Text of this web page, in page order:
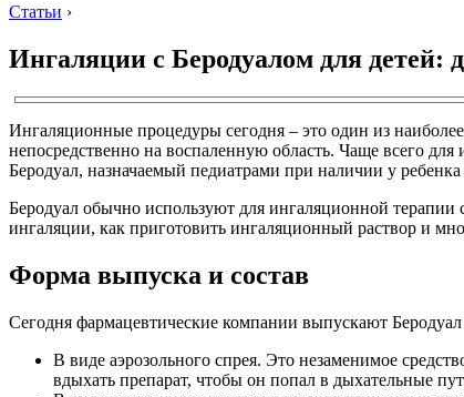
Статьи ›
Ингаляции с Беродуалом для детей:
Ингаляционные процедуры сегодня – это один из
непосредственно на воспаленную область. Чаще всего
Беродуал, назначаемый педиатрами при наличии у
Беродуал обычно используют для ингаляционной
ингаляции, как приготовить ингаляционный раствор и
Форма выпуска и состав
Сегодня фармацевтические компании выпускают
В виде аэрозольного спрея. Это незаменимое
вдыхать препарат, чтобы он попал в дыхательные